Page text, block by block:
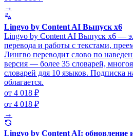
→
Lingvo by Content AI Выпуск x6
Lingvo by Content AI Выпуск x6 —
перевода и работы с текстами,
Лингво переводит слово по
версия — более 35 словарей,
словарей для 10 языков. Подписка
облагается.
от 4 018 ₽
от 4 018 ₽
→
Lingvo by Content AI: обновление